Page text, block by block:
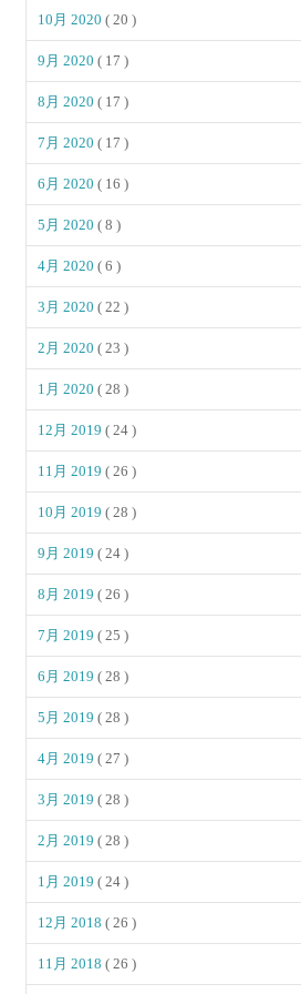
10月 2020( 20 )
9月 2020( 17 )
8月 2020( 17 )
7月 2020( 17 )
6月 2020( 16 )
5月 2020( 8 )
4月 2020( 6 )
3月 2020( 22 )
2月 2020( 23 )
1月 2020( 28 )
12月 2019( 24 )
11月 2019( 26 )
10月 2019( 28 )
9月 2019( 24 )
8月 2019( 26 )
7月 2019( 25 )
6月 2019( 28 )
5月 2019( 28 )
4月 2019( 27 )
3月 2019( 28 )
2月 2019( 28 )
1月 2019( 24 )
12月 2018( 26 )
11月 2018( 26 )